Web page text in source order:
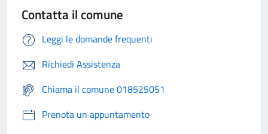
Contatta il comune
Leggi le domande frequenti
Richiedi Assistenza
Chiama il comune 018525051
Prenota un appuntamento